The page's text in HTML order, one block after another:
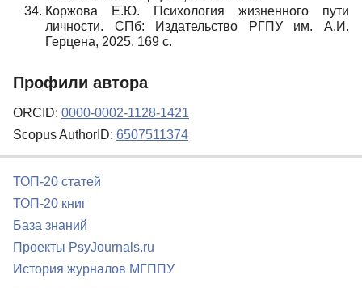
Коржова Е.Ю. Психология жизненного пути
личности. СПб: Издательство РГПУ им. А.И.
Герцена, 2025. 169 с.
Профили автора
ORCID: 0000-0002-1128-1421
Scopus AuthorID: 6507511374
ТОП-20 статей
ТОП-20 книг
База знаний
Проекты PsyJournals.ru
История журналов МГППУ